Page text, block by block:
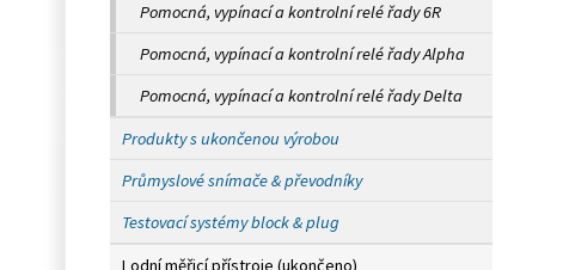
Pomocná, vypínací a kontrolní relé řady 6R
Pomocná, vypínací a kontrolní relé řady Alpha
Pomocná, vypínací a kontrolní relé řady Delta
Produkty s ukončenou výrobou
Průmyslové snímače & převodníky
Testovací systémy block & plug
Lodní měřicí přístroje (ukončeno)